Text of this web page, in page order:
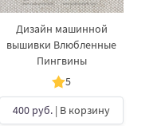
Дизайн машинной
вышивки Влюбленные
Пингвины
5
400 руб. | В корзину